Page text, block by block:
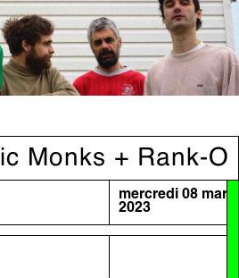
Monks + Rank-O
mercredi 08 mars
2023